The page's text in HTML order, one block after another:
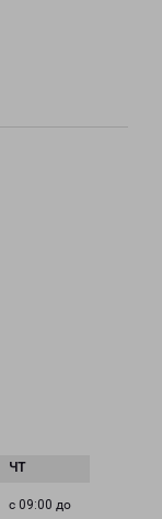
с 09:00 до